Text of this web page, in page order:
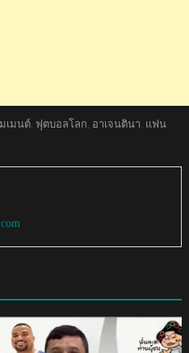
เมนต์, ฟุตบอลโลก, อาเจนตินา, แฟน